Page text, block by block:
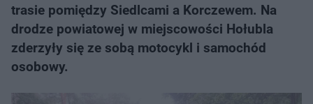
trasie pomiędzy Siedlcami a Korczewem. Na
drodze powiatowej w miejscowości Hołubla
zderzyły się ze sobą motocykl i samochód
osobowy.